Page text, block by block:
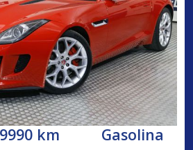
km Gasolina